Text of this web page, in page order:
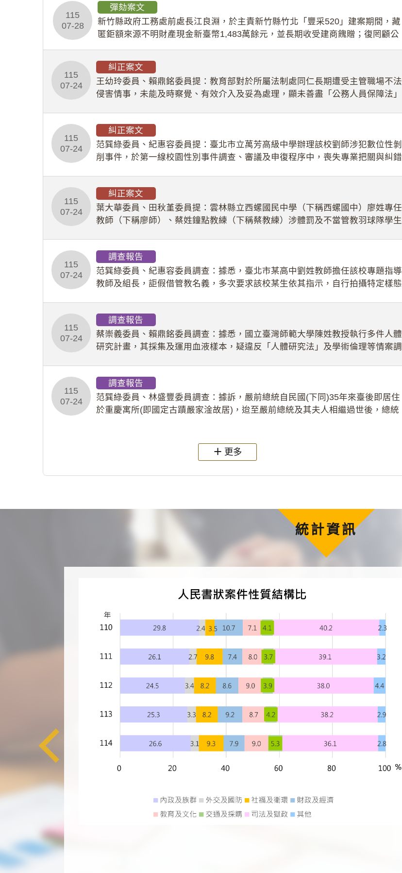
115
07-28
彈劾案文
新竹縣政府工務處前處長江良淵，於主責新竹縣竹北「豐采520」建案期間，藏
匿鉅額來源不明財產現金新臺幣1,483萬餘元，並長期收受建商餽贈；復罔顧公
115
07-24
糾正案文
王幼玲委員、賴鼎銘委員提：教育部對於所屬法制處同仁長期遭受主管職場不法
侵害情事，未能及時察覺、有效介入及妥為處理，顯未善盡「公務人員保障法」
115
07-24
糾正案文
范巽綠委員、紀惠容委員提：臺北市立萬芳高級中學辦理該校劉師涉犯數位性剝
削事件，於第一線校園性別事件調查、審議及申復程序中，喪失專業把關與糾錯
115
07-24
糾正案文
葉大華委員、田秋堇委員提：雲林縣立西螺國民中學（下稱西螺國中）廖姓專任
教師（下稱廖師）、蔡姓鐘點教練（下稱蔡教練）涉體罰及不當管教羽球隊學生
115
07-24
調查報告
范巽綠委員、紀惠容委員調查：據悉，臺北市某高中劉姓教師擔任該校專題指導
教師及組長，詎假借管教名義，多次要求該校某生依其指示，自行拍攝特定樣態
115
07-24
調查報告
蔡崇義委員、賴鼎銘委員調查：據悉，國立臺灣師範大學陳姓教授執行多件人體
研究計畫，其採集及運用血液樣本，疑違反「人體研究法」及學術倫理等情案調
115
07-24
調查報告
范巽綠委員、林盛豐委員調查：據訴，嚴前總統自民國(下同)35年來臺後即居住
於重慶寓所(即國定古蹟嚴家淦故居)，迨至嚴前總統及其夫人相繼過世後，總統
更多
統計資訊